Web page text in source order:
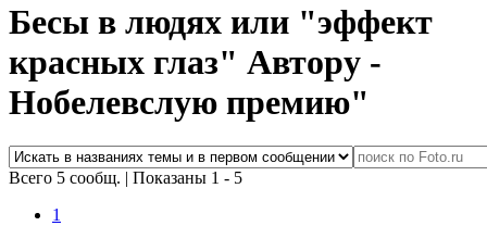
Бесы в людях или "эффект
красных глаз" Автору -
Нобелевслую премию"
Всего 5 сообщ. | Показаны 1 - 5
1